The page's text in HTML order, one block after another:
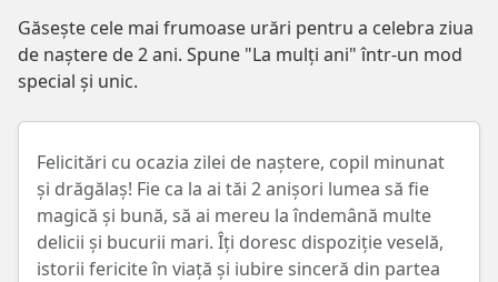
Găsește cele mai frumoase urări pentru a celebra ziua
de naștere de 2 ani. Spune "La mulți ani" într-un mod
special și unic.
Felicitări cu ocazia zilei de naștere, copil minunat
și drăgălaș! Fie ca la ai tăi 2 anișori lumea să fie
magică și bună, să ai mereu la îndemână multe
delicii și bucurii mari. Îți doresc dispoziție veselă,
istorii fericite în viață și iubire sinceră din partea